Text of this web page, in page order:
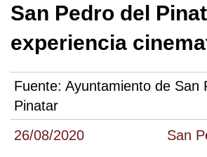
26/08/2020 San
San Pedro del
experiencia
Fuente: Ayuntamiento de San
Pinatar